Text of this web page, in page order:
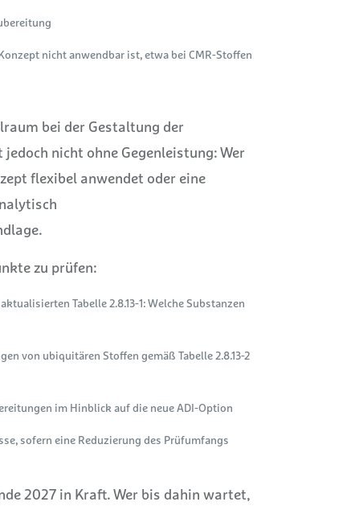
nicht anwendbar ist, etwa bei CMR-Stoffen
bei der Gestaltung der
nicht ohne Gegenleistung: Wer
flexibel anwendet oder eine
zu prüfen:
Tabelle 2.8.13-1: Welche Substanzen
von ubiquitären Stoffen gemäß Tabelle 2.8.13-2
im Hinblick auf die neue ADI-Option
sofern eine Reduzierung des Prüfumfangs
2027 in Kraft. Wer bis dahin wartet,